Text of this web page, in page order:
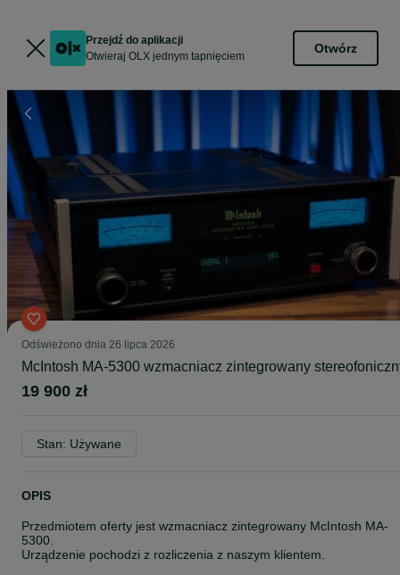
Przejdź do aplikacji
Otwieraj OLX jednym tapnięciem
Otwórz
Odświeżono dnia 26 lipca 2026
McIntosh MA-5300 wzmacniacz zintegrowany
19 900 zł
Stan: Używane
OPIS
Przedmiotem oferty jest wzmacniacz zintegrowany McIntosh MA-
5300.
Urządzenie pochodzi z rozliczenia z naszym klientem.